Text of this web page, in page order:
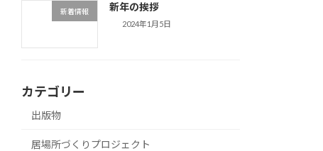
新着情報 新年の挨拶
2024年1月5日
カテゴリー
出版物
居場所づくりプロジェクト